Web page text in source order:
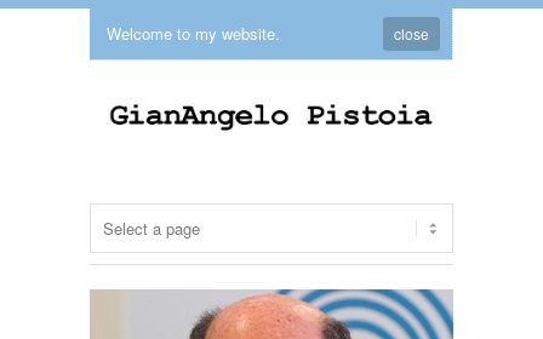
Welcome to my website. close